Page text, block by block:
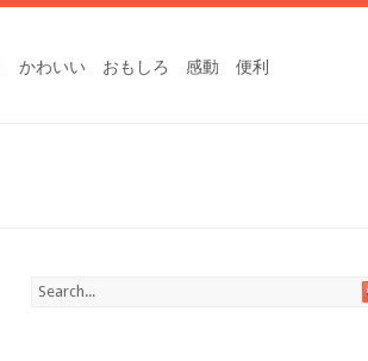
かわいい おもしろ 感動 便利